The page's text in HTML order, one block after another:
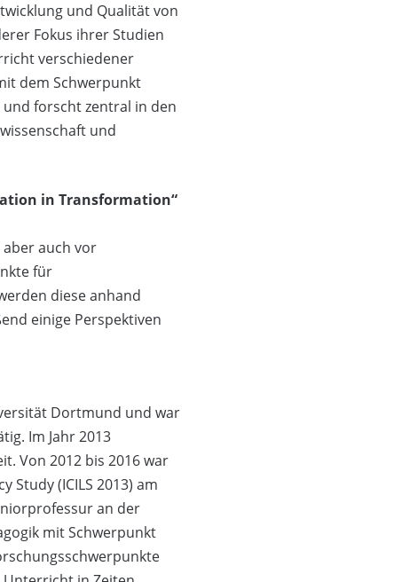
und Qualität von
Fokus ihrer Studien
verschiedener
dem Schwerpunkt
forscht zentral in den
und
in Transformation“
auch vor
für
diese anhand
einige Perspektiven
Dortmund und war
Im Jahr 2013
Von 2012 bis 2016 war
(ICILS 2013) am
an der
mit Schwerpunkt